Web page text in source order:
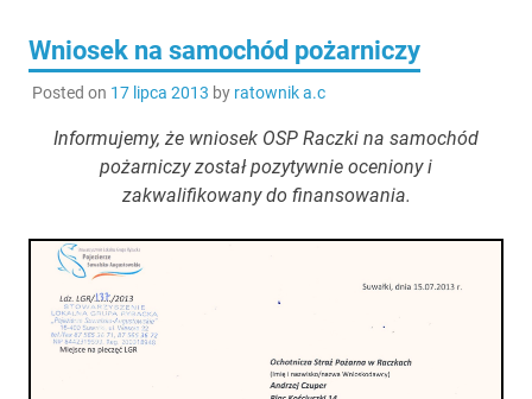
Wniosek na samochód pożarniczy
Posted on 17 lipca 2013 by ratownik a.c
Informujemy, że wniosek OSP Raczki na samochód
pożarniczy został pozytywnie oceniony i
zakwalifikowany do finansowania.